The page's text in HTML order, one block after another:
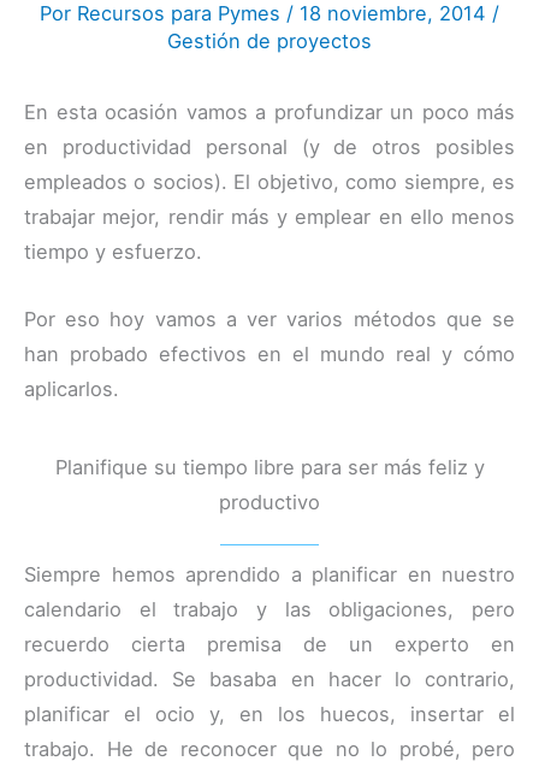
Por Recursos para Pymes / 18 noviembre, 2014 /
Gestión de proyectos
En esta ocasión vamos a profundizar un poco más
en productividad personal (y de otros posibles
empleados o socios). El objetivo, como siempre, es
trabajar mejor, rendir más y emplear en ello menos
tiempo y esfuerzo.
Por eso hoy vamos a ver varios métodos que se
han probado efectivos en el mundo real y cómo
aplicarlos.
Planifique su tiempo libre para ser más feliz y
productivo
Siempre hemos aprendido a planificar en nuestro
calendario el trabajo y las obligaciones, pero
recuerdo cierta premisa de un experto en
productividad. Se basaba en hacer lo contrario,
planificar el ocio y, en los huecos, insertar el
trabajo. He de reconocer que no lo probé, pero